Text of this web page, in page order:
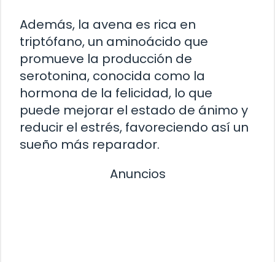
Además, la avena es rica en
triptófano, un aminoácido que
promueve la producción de
serotonina, conocida como la
hormona de la felicidad, lo que
puede mejorar el estado de ánimo y
reducir el estrés, favoreciendo así un
sueño más reparador.
Anuncios